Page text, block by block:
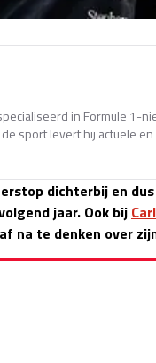
in Formule 1-
sport levert hij actuele
dichterbij en
jaar. Ook bij
na te denken over